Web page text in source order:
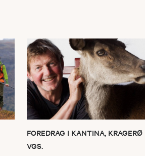
FOREDRAG I KANTINA, KRAGERØ
VGS.